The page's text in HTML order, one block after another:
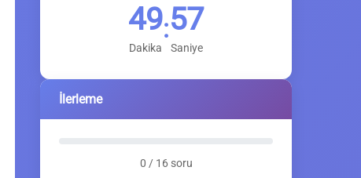
49
Dakika
:56
Saniye
İlerleme
0 / 16 soru